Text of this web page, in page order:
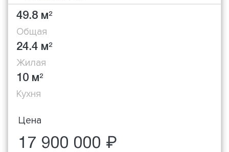
49.8 м2
Общая
24.4 м2
Жилая
10 м2
Кухня
Цена
17 900 000 ₽